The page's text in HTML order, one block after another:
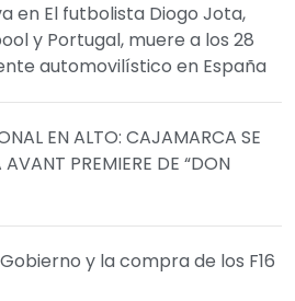
en El futbolista Diogo Jota,
y Portugal, muere a los 28
automovilístico en España
EN ALTO: CAJAMARCA SE
PREMIERE DE “DON
Gobierno y la compra de los F16